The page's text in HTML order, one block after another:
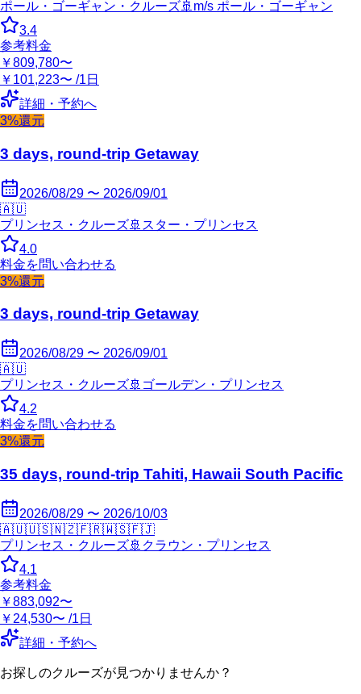
ポール・ゴーギャン・クルーズ🚢 m/s ポール・ゴーギャン
3.4
参考料金
￥809,780〜
￥101,223〜 /1日
詳細・予約へ
3%還元
3 days, round-trip Getaway
2026/08/29 〜 2026/09/01
🇦🇺
プリンセス・クルーズ🚢 スター・プリンセス
4.0
料金を問い合わせる
3%還元
3 days, round-trip Getaway
2026/08/29 〜 2026/09/01
🇦🇺
プリンセス・クルーズ🚢 ゴールデン・プリンセス
4.2
料金を問い合わせる
3%還元
35 days, round-trip Tahiti, Hawaii South Pacific
2026/08/29 〜 2026/10/03
🇦🇺🇺🇸🇳🇿🇫🇷🇼🇸🇫🇯
プリンセス・クルーズ🚢 クラウン・プリンセス
4.1
参考料金
￥883,092〜
￥24,530〜 /1日
詳細・予約へ
お探しのクルーズが見つかりませんか？